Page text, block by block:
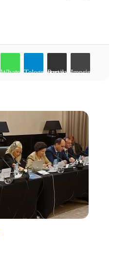
WhatsAppTelegramPartager par email Imprimer